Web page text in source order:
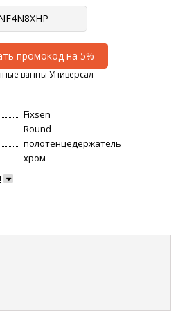
промокод на 5%
ванны Универсал
Fixsen
Round
полотенцедержатель
хром